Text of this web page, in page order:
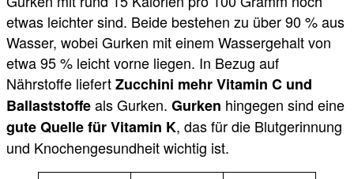
etwas leichter sind. Beide bestehen zu über 90 % aus
Wasser, wobei Gurken mit einem Wassergehalt von
etwa 95 % leicht vorne liegen. In Bezug auf
Nährstoffe liefertZucchini mehr Vitamin C und
Ballaststoffeals Gurken. Gurken hingegen sind eine
gute Quelle für Vitamin K, das für die Blutgerinnung
und Knochengesundheit wichtig ist.